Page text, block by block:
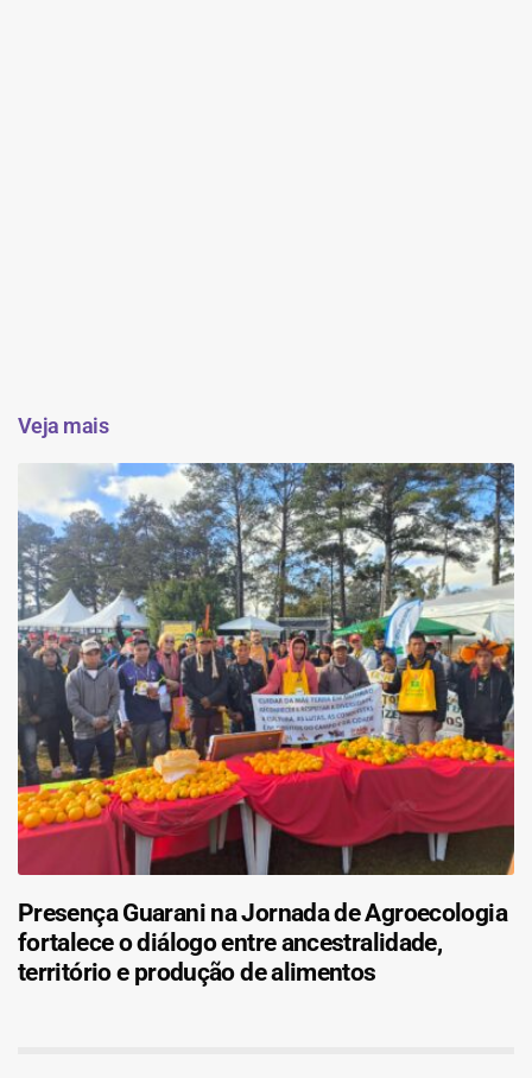
Veja mais
Presença Guarani na Jornada de Agroecologia
fortalece o diálogo entre ancestralidade,
território e produção de alimentos